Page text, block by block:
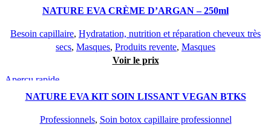
NATURE EVA CRÈME D’ARGAN – 250ml
Besoin capillaire, Hydratation, nutrition et réparation cheveux très
secs, Masques, Produits revente, Masques
Voir le prix
Aperçu rapide
NATURE EVA KIT SOIN LISSANT VEGAN BTKS
Professionnels, Soin botox capillaire professionnel